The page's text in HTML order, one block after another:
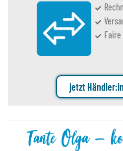
Faire
jetzt
Tante Olga –